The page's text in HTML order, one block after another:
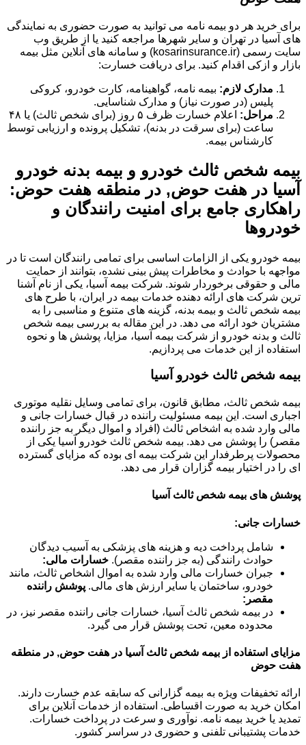
برای خرید هر دو بیمه نامه می توانید به صورت حضوری به نمایندگی
های آسیا در تهران و سایر شهرها مراجعه کنید یا از طریق وب
سایت رسمی (kosarinsurance.ir) و سامانه های آنلاین مثل بیمه
بازار و ازکی اقدام کنید. برای دریافت خسارت:
مدارک لازم: بیمه نامه، گواهینامه، کارت خودرو، کروکی
پلیس (در صورت نیاز) و مدارک شناسایی.
مراحل:
اعلام خسارت ظرف ۵ روز (برای شخص ثالث) یا ۴۸
ساعت (برای سرقت در بدنه)، تشکیل پرونده و ارزیابی توسط
کارشناس بیمه.
بیمه شخص ثالث خودرو و بیمه بدنه خودرو
آسیا در هفت حوض, در منطقه هفت حوض:
راهکاری جامع برای امنیت رانندگان و
خودروها
بیمه خودرو یکی از الزامات اساسی برای تمامی رانندگان است تا در
مواجهه با حوادث و مخاطرات پیش بینی نشده، بتوانند از حمایت
مالی و حقوقی برخوردار شوند. شرکت بیمه آسیا، یکی از نام آشنا
ترین شرکت های ارائه دهنده خدمات بیمه در ایران، با طرح های
بیمه شخص ثالث و بیمه بدنه، گزینه های متنوع و مناسبی را به
مشتریان خود ارائه می دهد. در این مقاله به بررسی بیمه شخص
ثالث و بدنه خودرو از شرکت بیمه آسیا، مزایا، پوشش ها و نحوه
استفاده از این خدمات می پردازیم.
بیمه شخص ثالث خودرو آسیا
بیمه شخص ثالث، مطابق قانون، برای تمامی وسایل نقلیه موتوری
اجباری است. این بیمه مسئولیت راننده در قبال خسارات جانی و
مالی وارد شده به اشخاص ثالث (افراد و اموال دیگر به جز راننده
مقصر) را پوشش می دهد. بیمه شخص ثالث خودرو آسیا یکی از
محصولات پرطرفدار این شرکت بیمه ای بوده که مزایای گسترده
ای را در اختیار بیمه گزاران قرار می دهد.
پوشش های بیمه شخص ثالث آسیا
خسارات جانی:
شامل پرداخت دیه و هزینه های پزشکی به آسیب دیدگان
حوادث رانندگی (به جز راننده مقصر). خسارات مالی:
جبران خسارات مالی وارد شده به اموال اشخاص ثالث، مانند
خودرو، ساختمان یا سایر ارزش های مالی. پوشش راننده
مقصر:
در بیمه شخص ثالث آسیا، خسارات جانی راننده مقصر نیز، در
محدوده معین، تحت پوشش قرار می گیرد.
مزایای استفاده از بیمه شخص ثالث آسیا در هفت حوض, در منطقه
هفت حوض
ارائه تخفیفات ویژه به بیمه گزارانی که سابقه عدم خسارت دارند.
امکان خرید به صورت اقساطی. استفاده از خدمات آنلاین برای
تمدید یا خرید بیمه نامه. نوآوری و سرعت در پرداخت خسارات.
خدمات پشتیبانی تلفنی و حضوری در سراسر کشور.